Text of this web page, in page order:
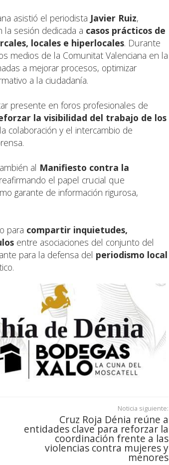
asistió el periodista Javier Ruiz,
la sesión dedicada a casos prácticos de
locales e hiperlocales. Durante
medios de la Comunitat Valenciana en la
a mejorar procesos, optimizar
a la ciudadanía.
presente en foros profesionales de
la visibilidad del trabajo de los
colaboración y el intercambio de
al Manifiesto contra la
el papel crucial que
garante de información rigurosa,
para compartir inquietudes,
entre asociaciones del conjunto del
para la defensa del periodismo local
Noticia siguiente:
Cruz Roja Dénia reúne a
entidades clave para reforzar la
coordinación frente a las
violencias contra mujeres y
menores